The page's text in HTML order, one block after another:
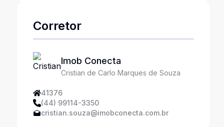
Corretor
Imob Conecta
Cristian de Carlo Marques de Souza
41376
(44) 99114-3350
cristian.souza@imobconecta.com.br